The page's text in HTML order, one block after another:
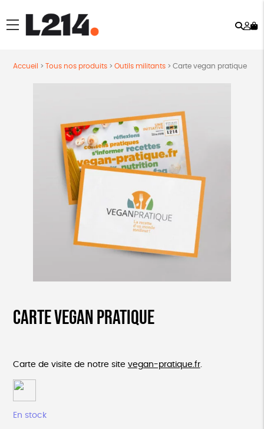
menu
Accueil > Tous nos produits> Outils militants> Carte vegan pratique
Carte vegan pratique
Carte de visite de notre site vegan-pratique.fr.
En stock